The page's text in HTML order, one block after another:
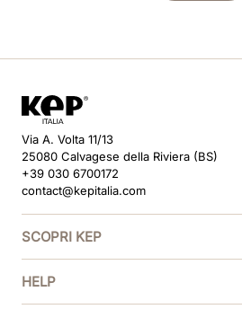
Via A. Volta 11/13
25080 Calvagese della Riviera (BS)
+39 030 6700172
contact@kepitalia.com
SCOPRI KEP
HELP